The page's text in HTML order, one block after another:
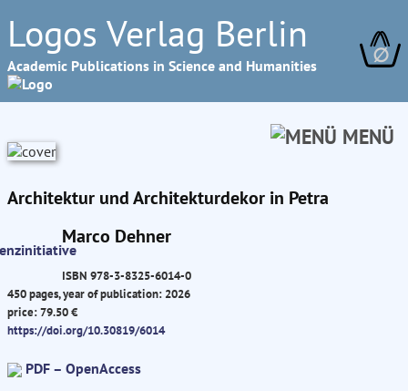
Logos Verlag Berlin
Academic Publications in Science and Humanities ∅
MENÜ
Architektur und Architekturdekor in Petra
Marco Dehner
ISBN 978-3-8325-6014-0
450 pages, year of publication: 2026
price: 79.50 €
https://doi.org/10.30819/6014
PDF – OpenAccess